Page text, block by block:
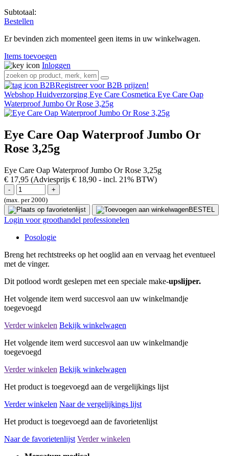
Subtotaal:
Bestellen
Er bevinden zich momenteel geen items in uw winkelwagen.
Items toevoegen
Inloggen
Registreer voor B2B prijzen!
Webshop Huidverzorging Eye Care Cosmetica Eye Care Oap
Waterproof Jumbo Or Rose 3,25g
Eye Care Oap Waterproof Jumbo Or
Rose 3,25g
Eye Care Oap Waterproof Jumbo Or Rose 3,25g
€ 17,95 (Adviesprijs € 18,90 - incl. 21% BTW)
(max. per 2000)
BESTEL
Login voor groothandel professionelen
Posologie
Breng het rechtstreeks op het ooglid aan en vervaag het eventueel
met de vinger.
Dit potlood wordt geslepen met een speciale make-upslijper.
Het volgende item werd succesvol aan uw winkelmandje
toegevoegd
Verder winkelen Bekijk winkelwagen
Het volgende item werd succesvol aan uw winkelmandje
toegevoegd
Verder winkelen Bekijk winkelwagen
Het product is toegevoegd aan de vergelijkings lijst
Verder winkelen Naar de vergelijkings lijst
Het product is toegevoegd aan de favorietenlijst
Naar de favorietenlijst Verder winkelen